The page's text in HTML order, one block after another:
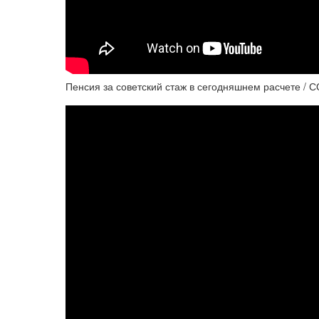
Пенсия за советский стаж в сегодняшнем расчете